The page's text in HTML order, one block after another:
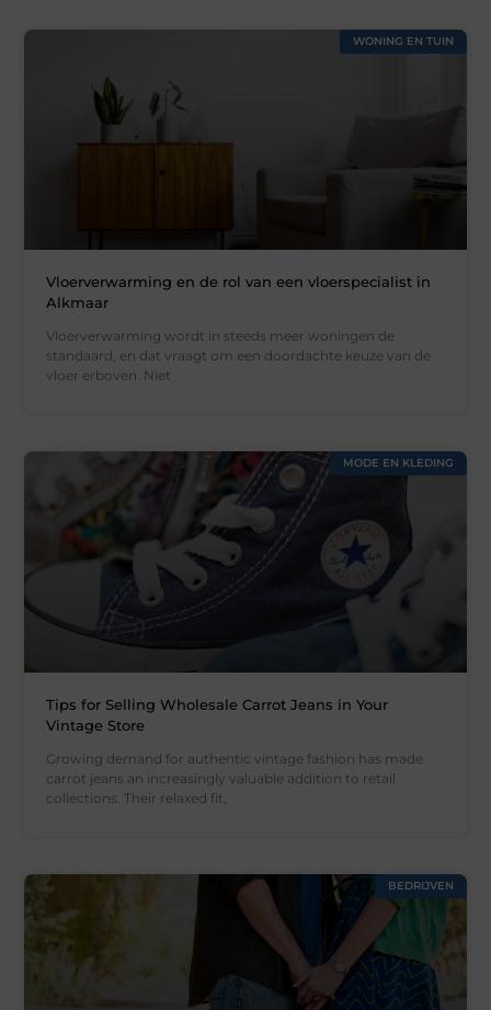
WONING EN TUIN
Vloerverwarming en de rol van een vloerspecialist in
Alkmaar
Vloerverwarming wordt in steeds meer woningen de
standaard, en dat vraagt om een doordachte keuze van de
vloer erboven. Niet
MODE EN KLEDING
Tips for Selling Wholesale Carrot Jeans in Your
Vintage Store
Growing demand for authentic vintage fashion has made
carrot jeans an increasingly valuable addition to retail
collections. Their relaxed fit,
BEDRIJVEN